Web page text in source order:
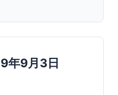
年9月3日